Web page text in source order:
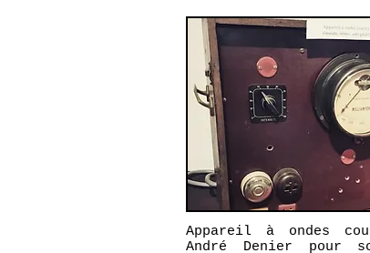
Appareil à ondes
André Denier pour